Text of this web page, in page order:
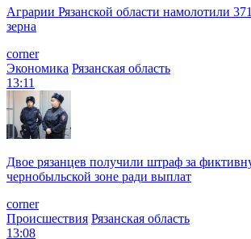
Аграрии Рязанской области намолотили
зерна
corner
Экономика Рязанская область
13:11
Двое рязанцев получили штраф за
чернобыльской зоне ради выплат
corner
Происшествия Рязанская область
13:08